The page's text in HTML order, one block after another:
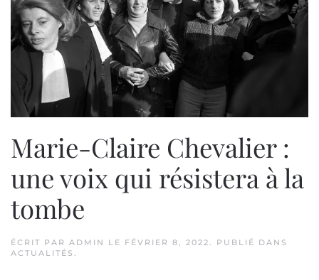
Marie-Claire Chevalier :
une voix qui résistera à la
tombe
ÉCRIT PAR ADMIN LE FÉVRIER 8, 2022
. PUBLIÉ DANS
ACTUALITÉS